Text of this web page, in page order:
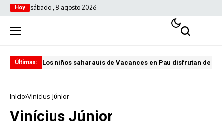
Hoy sábado , 8 agosto 2026
Últimas: Los niños saharauis de Vacances en Pau disfrutan de
Inicio Vinícius Júnior
Vinícius Júnior